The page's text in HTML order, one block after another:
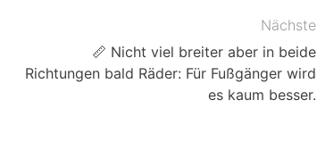
Nächste
📏 Nicht viel breiter aber in beide
Richtungen bald Räder: Für Fußgänger wird
es kaum besser.